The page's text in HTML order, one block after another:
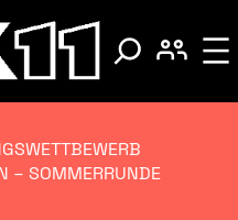
– SOMMERRUNDE